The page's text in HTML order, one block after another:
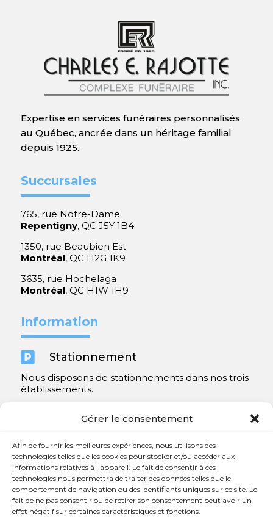
Gérer le consentement
Afin de fournir les meilleures expériences, nous utilisons des
technologies telles que les cookies pour stocker et/ou accéder aux
informations relatives à l'appareil. Le fait de consentir à ces
technologies nous permettra de traiter des données telles que le
comportement de navigation ou des identifiants uniques sur ce site. Le
fait de ne pas consentir ou de retirer son consentement peut avoir un
effet négatif sur certaines caractéristiques et fonctions.
Expertise en services funéraires personnalisés
au Québec, ancrée dans un héritage familial
depuis 1925.
Succursales
765, rue Notre-Dame
Repentigny, QC J5Y 1B4
1350, rue Beaubien Est
Montréal, QC H2G 1K9
3635, rue Hochelaga
Montréal, QC H1W 1H9
Information
 Stationnement
Nous disposons de stationnements dans nos trois
établissements.
Contact
 450 654-3342
 info@charlesrajotte.com